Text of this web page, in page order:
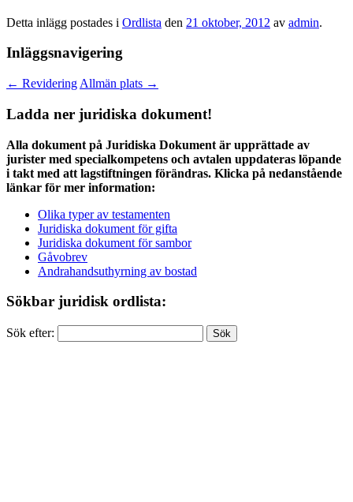
Detta inlägg postades i Ordlista den 21 oktober, 2012 av admin.
Inläggsnavigering
← Revidering Allmän plats →
Ladda ner juridiska dokument!
Alla dokument på Juridiska Dokument är upprättade av
jurister med specialkompetens och avtalen uppdateras löpande
i takt med att lagstiftningen förändras. Klicka på nedanstående
länkar för mer information:
Olika typer av testamenten
Juridiska dokument för gifta
Juridiska dokument för sambor
Gåvobrev
Andrahandsuthyrning av bostad
Sökbar juridisk ordlista:
Sök efter: